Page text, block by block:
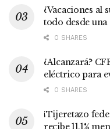
¿Vacaciones al
todo desde
0 SHARES
¿Alcanzará?
eléctrico para
0 SHARES
¡Tijeretazo
recibe 11.1%